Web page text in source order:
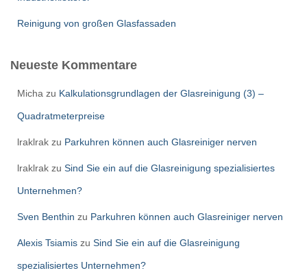
Reinigung von großen Glasfassaden
Neueste Kommentare
Micha zu Kalkulationsgrundlagen der Glasreinigung (3) –
Quadratmeterpreise
lraklrak zu Parkuhren können auch Glasreiniger nerven
lraklrak zu Sind Sie ein auf die Glasreinigung spezialisiertes
Unternehmen?
Sven Benthin zu Parkuhren können auch Glasreiniger nerven
Alexis Tsiamis zu Sind Sie ein auf die Glasreinigung
spezialisiertes Unternehmen?